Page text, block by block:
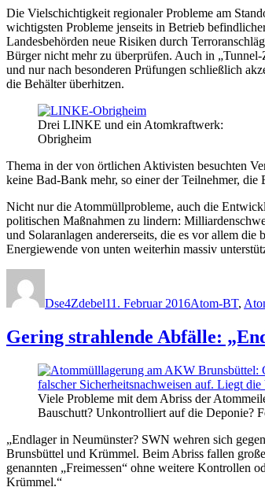
Die Vielschichtigkeit regionaler Probleme am
wichtigsten Probleme jenseits in Betrieb
Landesbehörden neue Risiken durch
Bürger nicht mehr zu überprüfen. Auch in
und nur nach besonderen Prüfungen schließlich
die Behälter überhitzen.
Drei LINKE und ein Atomkraftwerk:
Obrigheim
Thema in der von örtlichen Aktivisten besuchten
keine Bad-Bank mehr, so einer der Teilnehmer,
Nicht nur die Atommüllprobleme, auch die
politischen Maßnahmen zu lindern:
und Solaranlagen andererseits, die es vor allem
Energiewende von unten weiterhin massiv
Dse4Zdebel11. Februar 2016Atom-BT,
Gering strahlende Abfälle:
Viele Probleme mit dem Abriss der
Bauschutt? Unkontrolliert auf die Deponie?
„Endlager in Neumünster? SWN wehren sich
Brunsbüttel und Krümmel. Beim Abriss fallen
genannten „Freimessen“ ohne weitere Kontrollen
Krümmel.“